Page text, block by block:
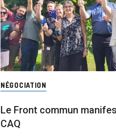
NÉGOCIATION
Le Front commun
CAQ